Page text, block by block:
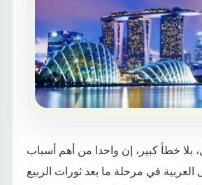
بلا خطأ كبير، إن واحدا من أهم أسباب
في مرحلة ما بعد ثورات الربيع